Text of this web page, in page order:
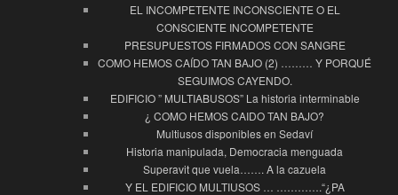
EL INCOMPETENTE INCONSCIENTE O EL
CONSCIENTE INCOMPETENTE
PRESUPUESTOS FIRMADOS CON SANGRE
COMO HEMOS CAÍDO TAN BAJO (2) ……… Y PORQUÉ
SEGUIMOS CAYENDO.
EDIFICIO ” MULTIABUSOS” La historia interminable
¿ COMO HEMOS CAIDO TAN BAJO?
Multiusos disponibles en Sedaví
Historia manipulada, Democracia menguada
Superavit que vuela……. A la cazuela
Y EL EDIFICIO MULTIUSOS … ………….“¿PA